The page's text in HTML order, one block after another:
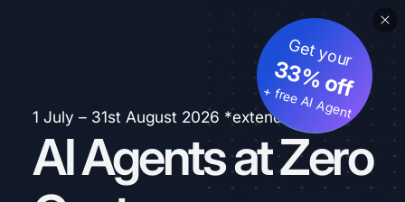
1 July – 31st August 2026 *extended
AI Agents at Zero
Get your
33% off
+ free AI Agent